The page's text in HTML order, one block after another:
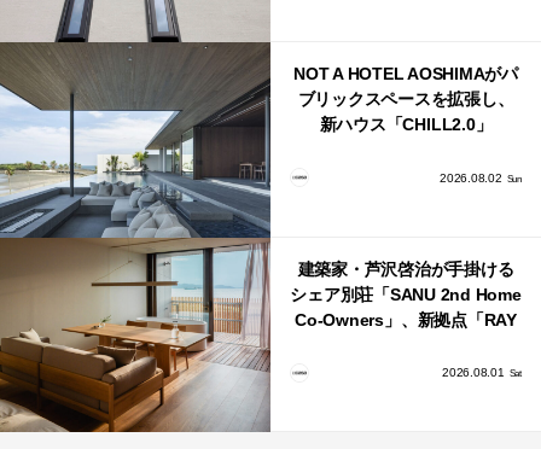
NOT A HOTEL AOSHIMAがパ
ブリックスペースを拡張し、
新ハウス「CHILL2.0」
2026.08.02 Sun
建築家・芦沢啓治が手掛ける
シェア別荘「SANU 2nd Home
Co-Owners」、新拠点「RAY
2026.08.01 Sat